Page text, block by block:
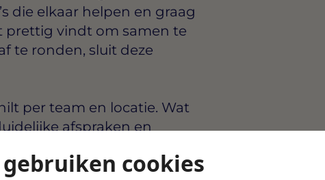
cookies
die elkaar helpen en graag
prettig vindt om samen te
te ronden, sluit deze
per team en locatie. Wat
afspraken en
Zo weet je waar je aan toe